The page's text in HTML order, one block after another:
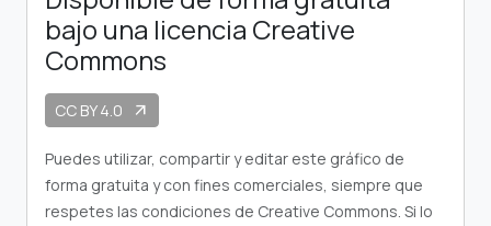
bajo una licencia Creative
Commons
CC BY 4.0 arrow_outward
Puedes utilizar, compartir y editar este gráfico de
forma gratuita y con fines comerciales, siempre que
respetes las condiciones de Creative Commons. Si lo